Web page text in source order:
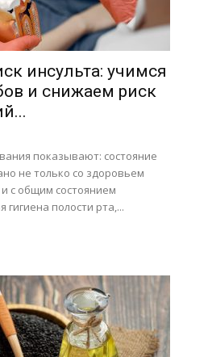
инсульта: учимся
и снижаем риск
показывают: состояние
не только со здоровьем
с общим состоянием
гигиена полости рта,...